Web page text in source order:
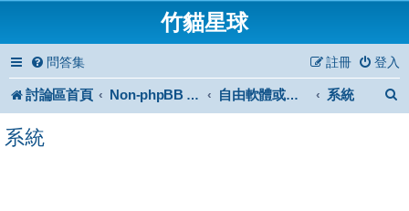
竹貓星球
問答集 登入
註冊
討論區首頁 Non-phpBB specific 自由軟體或免費軟體 系統
系統